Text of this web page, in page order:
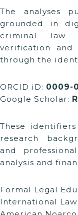
The analyses
grounded in
criminal law
verification and
through the
ORCID iD: 0009-
Google Scholar:
These
research
and
analysis and
Formal Legal
International Law